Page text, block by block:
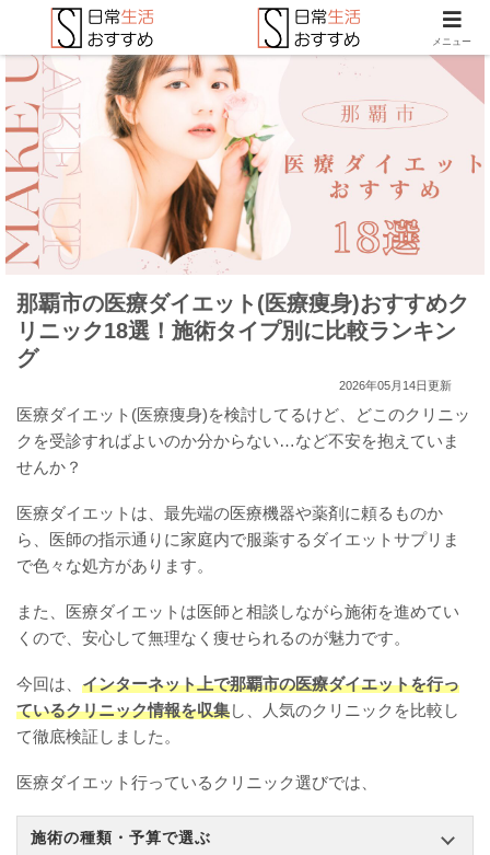
那覇市の医療ダイエット(医療痩身)おすすめク
リニック18選！施術タイプ別に比較ランキン
グ
2026年05月14日更新
医療ダイエット(医療痩身)を検討してるけど、どこのクリニッ
クを受診すればよいのか分からない…など不安を抱えていま
せんか？
医療ダイエットは、最先端の医療機器や薬剤に頼るものか
ら、医師の指示通りに家庭内で服薬するダイエットサプリま
で色々な処方があります。
また、医療ダイエットは医師と相談しながら施術を進めてい
くので、安心して無理なく痩せられるのが魅力です。
今回は、 インターネット上で那覇市の医療ダイエットを行っ
ているクリニック情報を収集し、人気のクリニックを比較し
て徹底検証しました。
医療ダイエット行っているクリニック選びでは、
施術の種類・予算で選ぶ
メニュー